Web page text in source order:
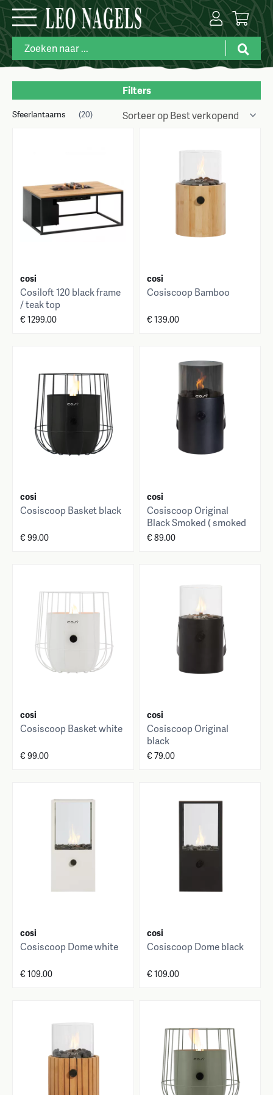
Filters
Merk
Prijs
Sfeerlantaarns (20)
cosi
Cosiloft 120 black frame
/ teak top
€ 1299.00
cosi
Cosiscoop Bamboo
€ 139.00
cosi
Cosiscoop Basket black
€ 99.00
cosi
Cosiscoop Original
Black Smoked ( smoked
glass)
€ 89.00
cosi
Cosiscoop Basket white
€ 99.00
cosi
Cosiscoop Original
black
€ 79.00
cosi
Cosiscoop Dome white
€ 109.00
cosi
Cosiscoop Dome black
€ 109.00